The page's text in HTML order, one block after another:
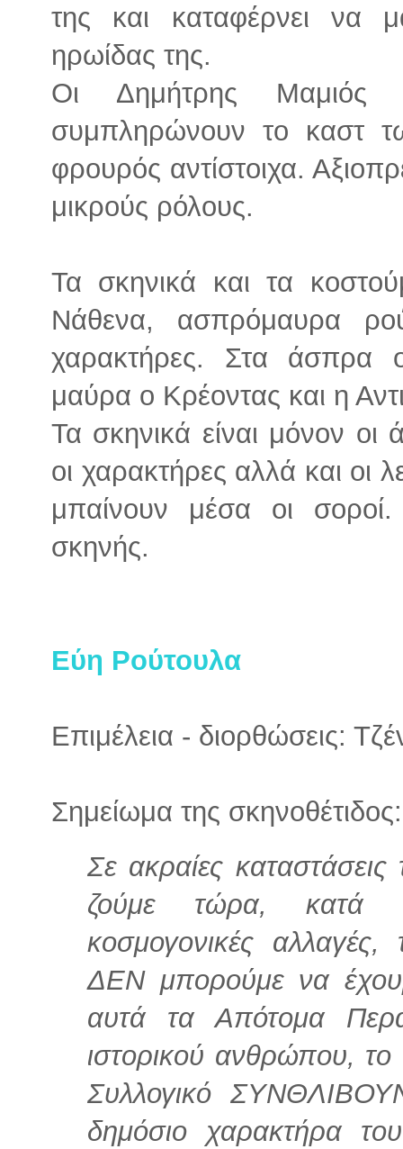
της και καταφέρνει να
ηρωίδας της.
Οι Δημήτρης Μαμιός
συμπληρώνουν το καστ
φρουρός αντίστοιχα.
μικρούς ρόλους.
Τα σκηνικά και τα
Νάθενα, ασπρόμαυρα
χαρακτήρες. Στα άσπρα
μαύρα ο Κρέοντας και η
Τα σκηνικά είναι μόνον
οι χαρακτήρες αλλά και οι
μπαίνουν μέσα οι
σκηνής.
Εύη Ρούτουλα
Επιμέλεια - διορθώσεις:
Σημείωμα της σκηνοθέτιδος:
Σε ακραίες
ζούμε τώρα, κατά
κοσμογονικές
ΔΕΝ μπορούμε να
αυτά τα Απότομα
ιστορικού ανθρώπου, το
Συλλογικό
δημόσιο χαρακτήρα